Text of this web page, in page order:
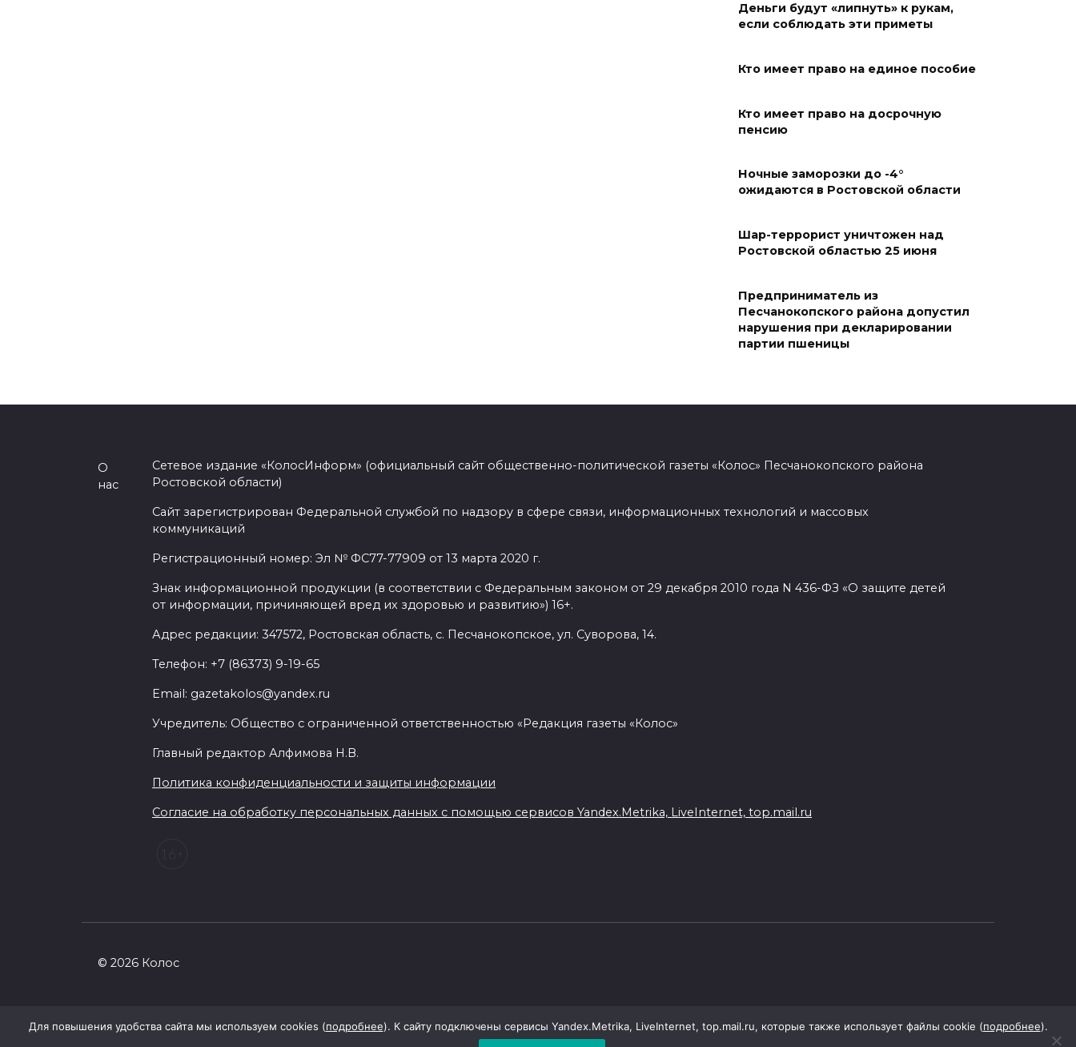
В Ворошиловском районе
работы по восстановлению
05 августа 2026 21:11
ДТП с тремя автомобилями
погибла пассажирка
05 августа 2026 20:43
Более 11,5 тысячи домов
Ростовской области перешли
в чаты в мессенджере MAX
перегрузку: ростовчан
05 августа 2026 18:37
Огненный шторм во дворе
05 августа 2026 18:27
Деньги будут «липнуть» к рукам,
если соблюдать эти приметы
Кто имеет право на единое пособие
Кто имеет право на досрочную
пенсию
Ночные заморозки до -4°
ожидаются в Ростовской области
Шар-террорист уничтожен над
Ростовской областью 25 июня
Предприниматель из
Песчанокопского района допустил
нарушения при декларировании
партии пшеницы
О
нас
Сетевое издание «КолосИнформ» (официальный сайт общественно-политической газеты «Колос» Песчанокопского района
Ростовской области)
Сайт зарегистрирован Федеральной службой по надзору в сфере связи, информационных технологий и массовых
коммуникаций
Регистрационный номер: Эл № ФС77-77909 от 13 марта 2020 г.
Знак информационной продукции (в соответствии с Федеральным законом от 29 декабря 2010 года N 436-ФЗ «О защите детей
от информации, причиняющей вред их здоровью и развитию») 16+.
Адрес редакции: 347572, Ростовская область, с. Песчанокопское, ул. Суворова, 14.
Телефон: +7 (86373) 9-19-65
Email: gazetakolos@yandex.ru
Учредитель: Общество с ограниченной ответственностью «Редакция газеты «Колос»
Главный редактор Алфимова Н.В.
Политика конфиденциальности и защиты информации
Согласие на обработку персональных данных с помощью сервисов Yandex.Metrika, LiveInternet, top.mail.ru
© 2026 Колос
Для повышения удобства сайта мы используем cookies (подробнее). К сайту подключены сервисы Yandex.Metrika, LiveInternet, top.mail.ru, которые также использует файлы cookie (подробнее).